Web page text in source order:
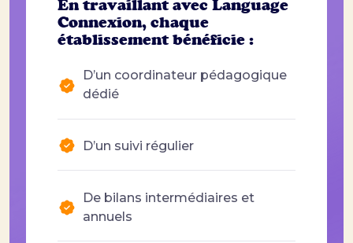
En travaillant avec Language
Connexion, chaque
établissement bénéficie :
D’un coordinateur pédagogique
dédié
D’un suivi régulier
De bilans intermédiaires et
annuels